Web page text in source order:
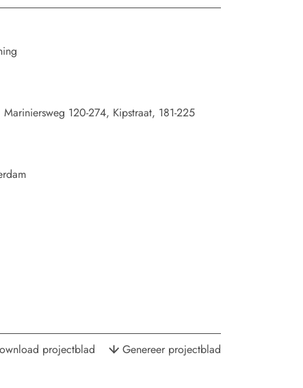
120-274, Kipstraat, 181-225
projectblad Genereer projectblad